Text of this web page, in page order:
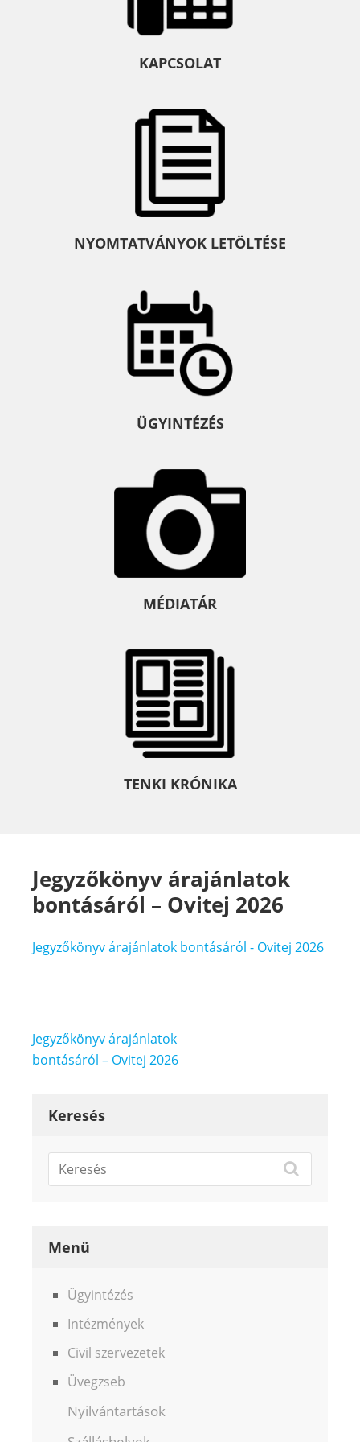
KAPCSOLAT
NYOMTATVÁNYOK LETÖLTÉSE
ÜGYINTÉZÉS
MÉDIATÁR
TENKI KRÓNIKA
Jegyzőkönyv árajánlatok
bontásáról – Ovitej 2026
Jegyzőkönyv árajánlatok bontásáról - Ovitej 2026
Bejegyzés
navigáció
Jegyzőkönyv árajánlatok
bontásáról – Ovitej 2026
Keresés
Menü
Ügyintézés
Intézmények
Civil szervezetek
Üvegzseb
Nyilvántartások